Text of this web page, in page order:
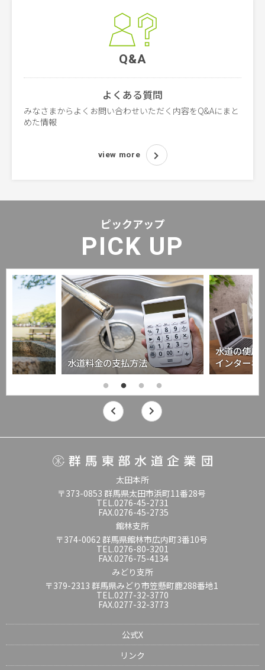
Q&A
よくある質問
みなさまからよくお問い合わせいただく内容をQ&Aにまと
めた情報
view more
ピックアップ
PICK UP
水道料金の支払方法
水道の使用
インターネ
太田本所
〒373-0853 群馬県太田市浜町11番28号
TEL.0276-45-2731
FAX.0276-45-2735
館林支所
〒374-0062 群馬県館林市広内町3番10号
TEL.0276-80-3201
FAX.0276-75-4134
みどり支所
〒379-2313 群馬県みどり市笠懸町鹿288番地1
TEL.0277-32-3770
FAX.0277-32-3773
公式X
リンク